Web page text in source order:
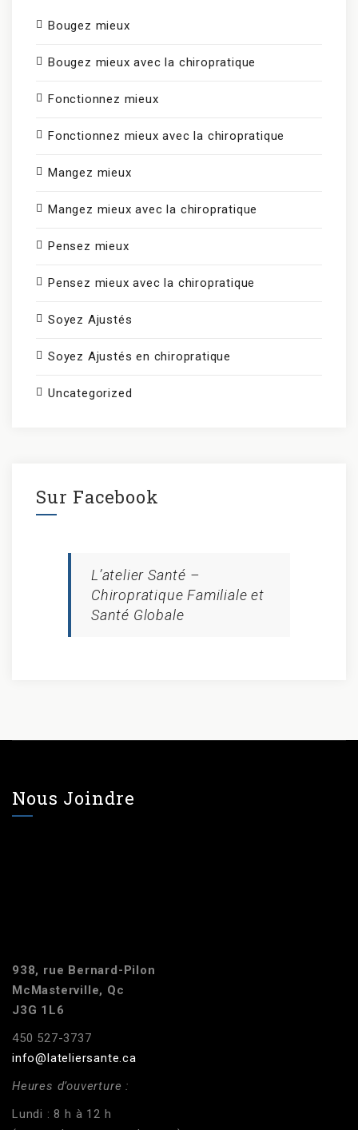
Bougez mieux
Bougez mieux avec la chiropratique
Fonctionnez mieux
Fonctionnez mieux avec la chiropratique
Mangez mieux
Mangez mieux avec la chiropratique
Pensez mieux
Pensez mieux avec la chiropratique
Soyez Ajustés
Soyez Ajustés en chiropratique
Uncategorized
Sur Facebook
L’atelier Santé –
Chiropratique Familiale et
Santé Globale
Nous Joindre
938, rue Bernard-Pilon
McMasterville, Qc
J3G 1L6
450 527-3737
info@lateliersante.ca
Heures d’ouverture :
Lundi : 8 h à 12 h